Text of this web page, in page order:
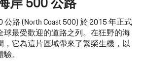
路 (North Coast 500) 於 2015 年正式
球最受歡迎的道路之列。在狂野的海
，它為這片區域帶來了繁榮生機，以
。